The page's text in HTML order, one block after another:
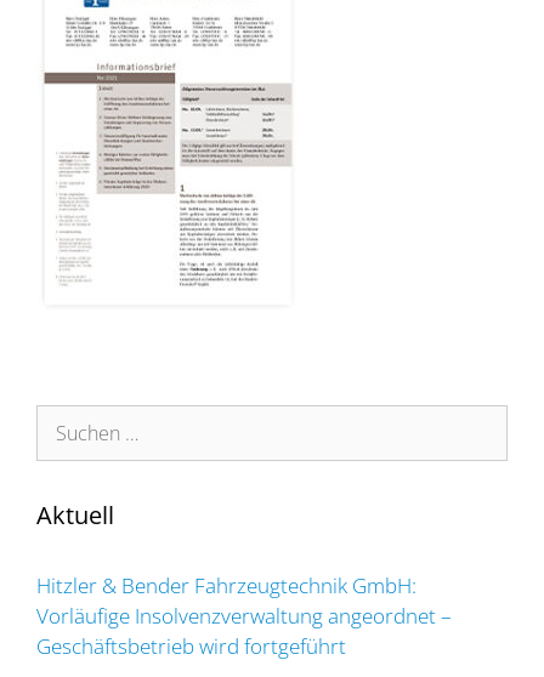
Suchen
nach:
Aktuell
Hitzler & Bender Fahrzeugtechnik GmbH:
Vorläufige Insolvenzverwaltung angeordnet –
Geschäftsbetrieb wird fortgeführt